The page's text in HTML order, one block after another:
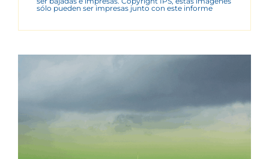
sólo pueden ser impresas junto con este informe